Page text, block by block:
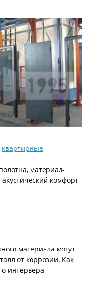
квартирные
материал-
комфорт
материала могут
от коррозии. Как
интерьера